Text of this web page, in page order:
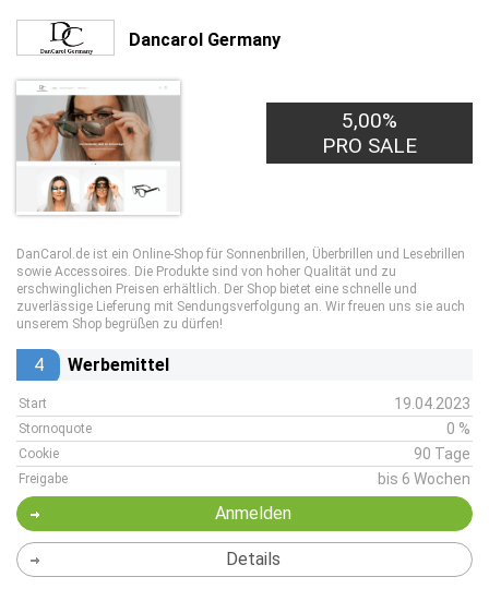
Dancarol Germany
5,00%
PRO SALE
DanCarol.de ist ein Online-Shop für Sonnenbrillen, Überbrillen und Lesebrillen
sowie Accessoires. Die Produkte sind von hoher Qualität und zu
erschwinglichen Preisen erhältlich. Der Shop bietet eine schnelle und
zuverlässige Lieferung mit Sendungsverfolgung an. Wir freuen uns sie auch
unserem Shop begrüßen zu dürfen!
4 Werbemittel
Start 19.04.2023
Stornoquote 0 %
Cookie 90 Tage
Freigabe bis 6 Wochen
Anmelden
Details